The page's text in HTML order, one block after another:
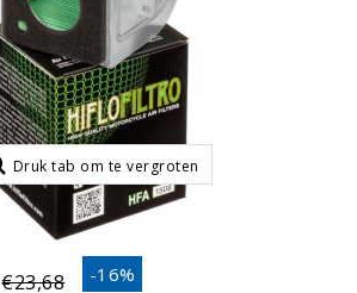
Druk tab om te vergroten
-16%
€23,68